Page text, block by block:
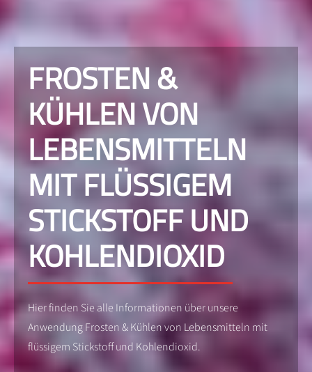
FROSTEN &
KÜHLEN VON
LEBENSMITTELN
MIT FLÜSSIGEM
STICKSTOFF UND
KOHLENDIOXID
Hier finden Sie alle Informationen über unsere
Anwendung Frosten & Kühlen von Lebensmitteln mit
flüssigem Stickstoff und Kohlendioxid.